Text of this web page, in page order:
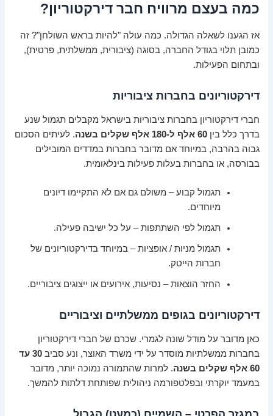
כמה בעצם מרוויח חבר דירקטוריון?
אז הגענו לשאלה הגדולה. כמה עולה "להיות בראש השולחן"? זה
כמובן תלוי בגודל החברה, בסוגה (ציבורית, ממשלתית, פרטית),
ובתחום הפעילות.
דירקטוריונים בחברות ציבוריות
חברי דירקטוריון בחברות ציבוריות בישראל מקבלים תגמול שנע
בדרך כלל בין60 אלף ל-180 אלף שקלים בשנה
. לעיתים הסכום
גבוה בהרבה, במיוחד אם מדובר בחברות במדדים המובילים
בבורסה, או בחברות בעלות פעילות בינלאומית.
תגמול קבוע – משולם גם אם לא התקיימו דיונים
מיוחדים.
תגמול לפי השתתפות – על כל ישיבה פעילה.
תגמול מניות / אופציות – במיוחד בדירקטוריונים של
חברות הייטק.
החזר הוצאות – נסיעות, אירועים או ייצוגים ציבוריים.
דירקטוריונים בגופים ממשלתיים וציבוריים
כאן מדובר על מודל שונה לגמרי. שכרם של חברי דירקטוריון
בחברות ממשלתיות מוסדר על ידי משרד האוצר, ונע סביב
30 עד
60 אלף שקלים בשנה
. למרות שהתמורה נמוכה יותר, מדובר
במעמד יוקרתי ובפלטפורמה ניהולית שפותחת דלתות להמשך.